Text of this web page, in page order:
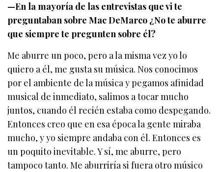
—En la mayoría de las entrevistas que vi te
preguntaban sobre Mac DeMarco ¿No te aburre
que siempre te pregunten sobre él?
Me aburre un poco, pero a la misma vez yo lo
quiero a él, me gusta su música. Nos conocimos
por el ambiente de la música y pegamos afinidad
musical de inmediato, salimos a tocar mucho
juntos, cuando él recién estaba como despegando.
Entonces creo que en esa época la gente miraba
mucho, y yo siempre andaba con él. Entonces es
un poquito inevitable. Y sí, me aburre, pero
tampoco tanto. Me aburriría si fuera otro músico